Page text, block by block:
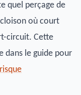
quel perçage de
où court
circuit. Cette
dans le guide pour